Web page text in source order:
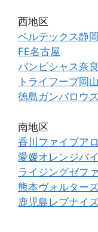
西地区
ベルテックス静岡
FE名古屋
バンビシャス奈良
トライフープ岡山
徳島ガンバロウ
南地区
香川ファイブア
愛媛オレンジバ
ライジングゼフ
熊本ヴォルター
鹿児島レブナイ